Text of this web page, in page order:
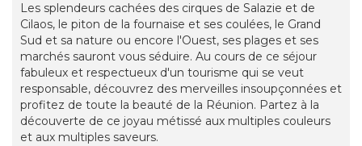
Les splendeurs cachées des cirques de Salazie et de
Cilaos, le piton de la fournaise et ses coulées, le Grand
Sud et sa nature ou encore l'Ouest, ses plages et ses
marchés sauront vous séduire. Au cours de ce séjour
fabuleux et respectueux d'un tourisme qui se veut
responsable, découvrez des merveilles insoupçonnées et
profitez de toute la beauté de la Réunion. Partez à la
découverte de ce joyau métissé aux multiples couleurs
et aux multiples saveurs.